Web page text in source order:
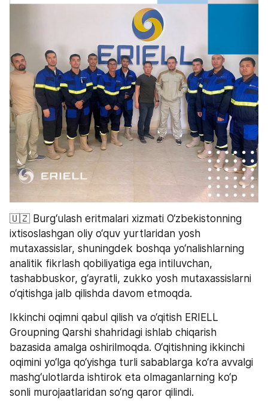
🇺🇿 Burg‘ulash eritmalari xizmati O‘zbekistonning
ixtisoslashgan oliy o‘quv yurtlaridan yosh
mutaxassislar, shuningdek boshqa yo‘nalishlarning
analitik fikrlash qobiliyatiga ega intiluvchan,
tashabbuskor, g‘ayratli, zukko yosh mutaxassislarni
o‘qitishga jalb qilishda davom etmoqda.
Ikkinchi oqimni qabul qilish va o‘qitish ERIELL
Groupning Qarshi shahridagi ishlab chiqarish
bazasida amalga oshirilmoqda. O‘qitishning ikkinchi
oqimini yo‘lga qo‘yishga turli sabablarga ko‘ra avvalgi
mashg‘ulotlarda ishtirok eta olmaganlarning ko‘p
sonli murojaatlaridan so‘ng qaror qilindi.